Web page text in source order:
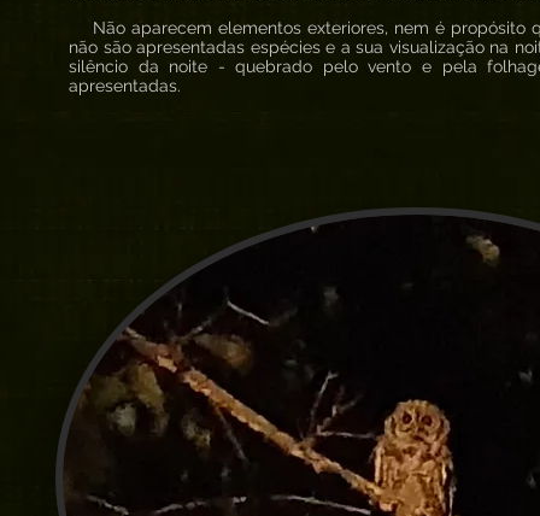
Não aparecem elementos exteriores, nem é propósito
não são apresentadas espécies e a sua visualização na
silêncio da noite - quebrado pelo vento e pela
apresentadas.